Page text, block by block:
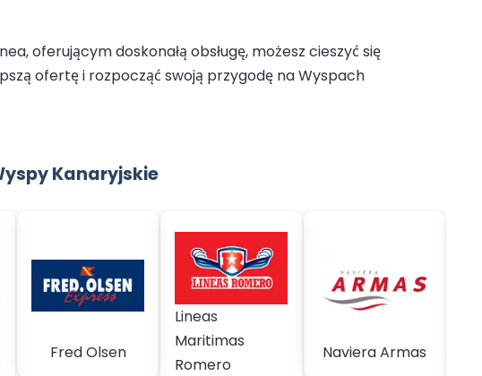
oferującym doskonałą obsługę, możesz cieszyć się
ofertę i rozpocząć swoją przygodę na Wyspach
Kanaryjskie
Fred Olsen
Lineas
Maritimas
Romero
Naviera Armas